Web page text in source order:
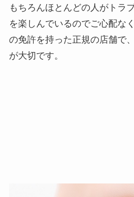
もちろんほとんどの人がトラ
を楽しんでいるのでご心配な
の免許を持った正規の店舗で
が大切です。